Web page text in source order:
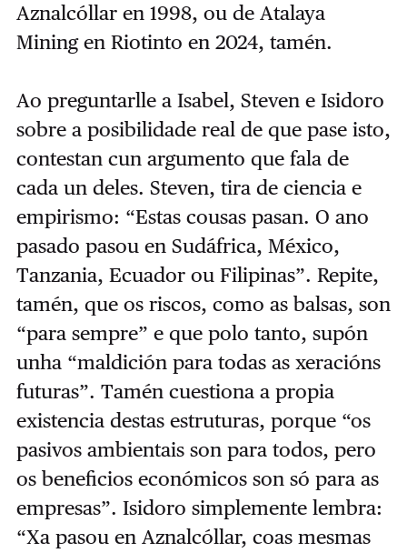
Aznalcóllar en 1998, ou de Atalaya
Mining en Riotinto en 2024, tamén.
Ao preguntarlle a Isabel, Steven e Isidoro
sobre a posibilidade real de que pase isto,
contestan cun argumento que fala de
cada un deles. Steven, tira de ciencia e
empirismo: “Estas cousas pasan. O ano
pasado pasou en Sudáfrica, México,
Tanzania, Ecuador ou Filipinas”. Repite,
tamén, que os riscos, como as balsas, son
“para sempre” e que polo tanto, supón
unha “maldición para todas as xeracións
futuras”. Tamén cuestiona a propia
existencia destas estruturas, porque “os
pasivos ambientais son para todos, pero
os beneficios económicos son só para as
empresas”. Isidoro simplemente lembra:
“Xa pasou en Aznalcóllar, coas mesmas